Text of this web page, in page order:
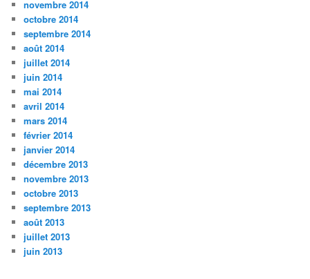
novembre 2014
octobre 2014
septembre 2014
août 2014
juillet 2014
juin 2014
mai 2014
avril 2014
mars 2014
février 2014
janvier 2014
décembre 2013
novembre 2013
octobre 2013
septembre 2013
août 2013
juillet 2013
juin 2013